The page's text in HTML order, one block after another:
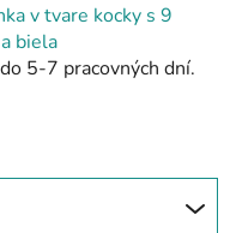
v tvare kocky s 9
biela
5-7 pracovných dní.